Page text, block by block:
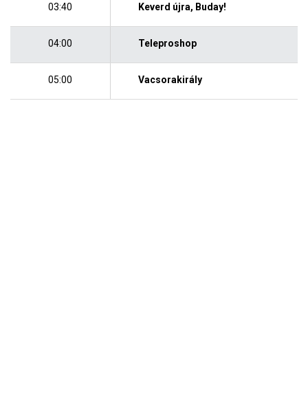
03:40 Keverd újra, Buday!
04:00 Teleproshop
05:00 Vacsorakirály